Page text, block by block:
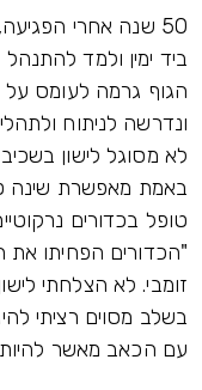
50 שנה אחרי
ביד ימין ולמד
הגוף גרמה לעומס
ונדרשה לניתוח
לא מסוגל לישון
באמת מאפשרת שינה
טופל בכדורים
"הכדורים הפחיתו את
זומבי. לא הצלחתי
בשלב מסוים רציתי
עם הכאב מאשר להיות